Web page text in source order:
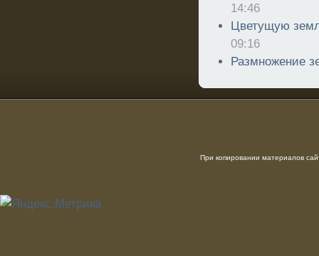
14:46
Цветущую
09:16
Размножение
При копировании материалов